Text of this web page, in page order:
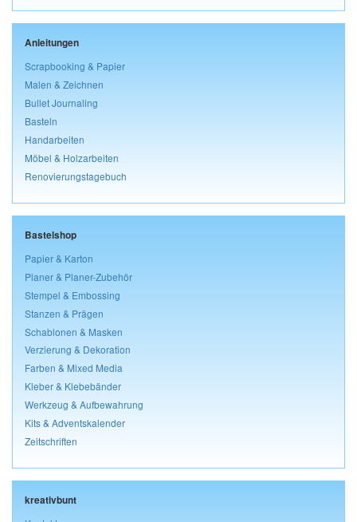
Anleitungen
Scrapbooking & Papier
Malen & Zeichnen
Bullet Journaling
Basteln
Handarbeiten
Möbel & Holzarbeiten
Renovierungstagebuch
Bastelshop
Papier & Karton
Planer & Planer-Zubehör
Stempel & Embossing
Stanzen & Prägen
Schablonen & Masken
Verzierung & Dekoration
Farben & Mixed Media
Kleber & Klebebänder
Werkzeug & Aufbewahrung
Kits & Adventskalender
Zeitschriften
kreativbunt